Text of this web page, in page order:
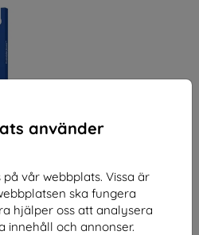
använder
vår webbplats. Vissa är
ska fungera
hjälper oss att analysera
innehåll och annonser.
2